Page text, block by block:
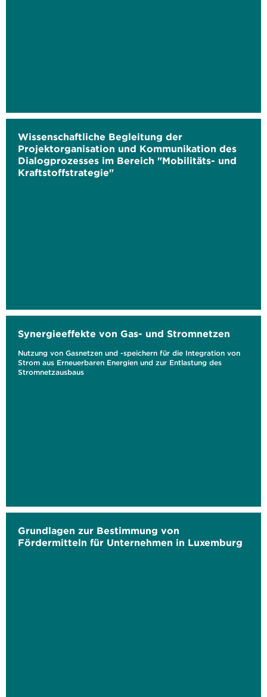
Wissenschaftliche Begleitung der
Projektorganisation und Kommunikation des
Dialogprozesses im Bereich "Mobilitäts- und
Kraftstoffstrategie"
Synergieeffekte von Gas- und Stromnetzen
Nutzung von Gasnetzen und -speichern für die Integration von
Strom aus Erneuerbaren Energien und zur Entlastung des
Stromnetzausbaus
Grundlagen zur Bestimmung von
Fördermitteln für Unternehmen in Luxemburg